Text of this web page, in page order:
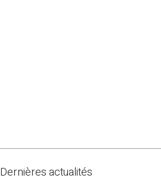
Dernières actualités